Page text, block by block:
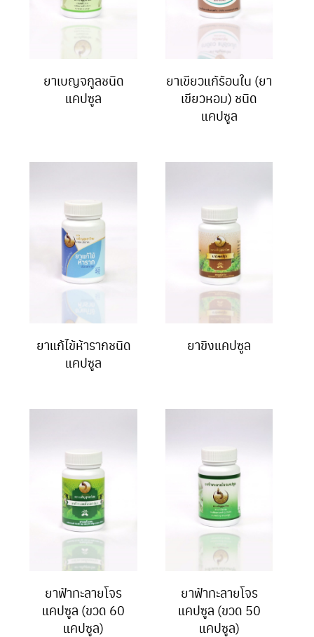
ยาเบญจกูลชนิด
แคปซูล
ยาเขียวแก้ร้อนใน (ยา
เขียวหอม) ชนิด
แคปซูล
ยาแก้ไข้ห้ารากชนิด
แคปซูล
ยาขิงแคปซูล
ยาฟ้าทะลายโจร
แคปซูล (ขวด 60
แคปซูล)
ยาฟ้าทะลายโจร
แคปซูล (ขวด 50
แคปซูล)